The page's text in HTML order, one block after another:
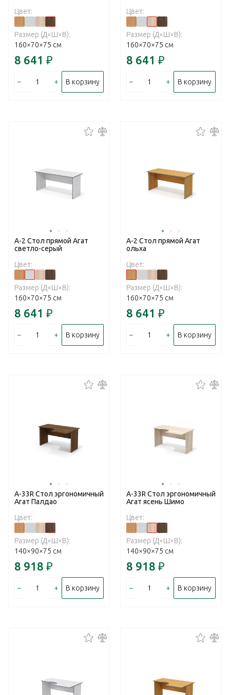
Цвет:
Размер (Д×Ш×В):
160×70×75 см
8 641 ₽
– + В корзину
Цвет:
Размер (Д×Ш×В):
160×70×75 см
8 641 ₽
– + В корзину
А-2 Стол прямой Агат
светло-серый
Цвет:
Размер (Д×Ш×В):
160×70×75 см
8 641 ₽
– + В корзину
А-2 Стол прямой Агат
ольха
Цвет:
Размер (Д×Ш×В):
160×70×75 см
8 641 ₽
– + В корзину
А-33R Стол эргономичный
Агат Палдао
Цвет:
Размер (Д×Ш×В):
140×90×75 см
8 918 ₽
– + В корзину
А-33R Стол эргономичный
Агат ясень Шимо
Цвет:
Размер (Д×Ш×В):
140×90×75 см
8 918 ₽
– + В корзину